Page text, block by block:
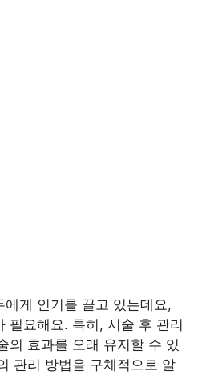
에게 인기를 끌고 있는데요,
필요해요. 특히, 시술 후 관리
의 효과를 오래 유지할 수 있
관리 방법을 구체적으로 알